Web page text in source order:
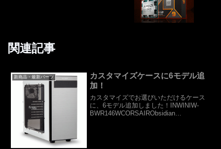
関連記事
新商品・最新パーツ
カスタマイズケースに6モデル追
加！
カスタマイズでお選びいただけるケース
に、6モデル追加しました！INWINIW-
BWR146WCORSAIRObsidian